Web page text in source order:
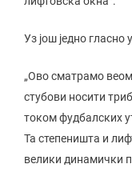
Уз још једно гласно
„Ово сматрамо
стубови носити
током фудбалских
Та степеништа и
велики динамички